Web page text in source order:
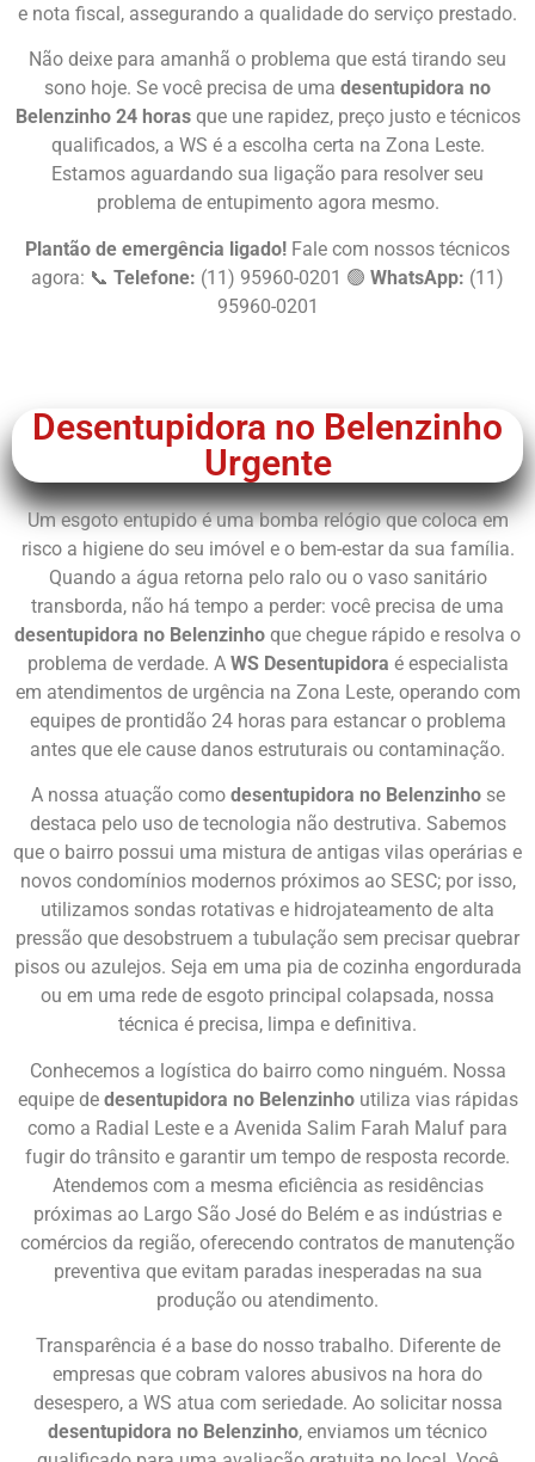
e nota fiscal, assegurando a qualidade do serviço prestado.
Não deixe para amanhã o problema que está tirando seu
sono hoje. Se você precisa de uma desentupidora no
Belenzinho 24 horasque une rapidez, preço justo e técnicos
qualificados, a WS é a escolha certa na Zona Leste.
Estamos aguardando sua ligação para resolver seu
problema de entupimento agora mesmo.
Plantão de emergência ligado! Fale com nossos técnicos
agora: 📞 Telefone: (11) 95960-0201 🟢 WhatsApp: (11)
95960-0201
Desentupidora no Belenzinho
Urgente
Um esgoto entupido é uma bomba relógio que coloca em
risco a higiene do seu imóvel e o bem-estar da sua família.
Quando a água retorna pelo ralo ou o vaso sanitário
transborda, não há tempo a perder: você precisa de uma
desentupidora no Belenzinho que chegue rápido e resolva o
problema de verdade. A WS Desentupidora é especialista
em atendimentos de urgência na Zona Leste, operando com
equipes de prontidão 24 horas para estancar o problema
antes que ele cause danos estruturais ou contaminação.
A nossa atuação como desentupidora no Belenzinhose
destaca pelo uso de tecnologia não destrutiva. Sabemos
que o bairro possui uma mistura de antigas vilas operárias e
novos condomínios modernos próximos ao SESC; por isso,
utilizamos sondas rotativas e hidrojateamento de alta
pressão que desobstruem a tubulação sem precisar quebrar
pisos ou azulejos. Seja em uma pia de cozinha engordurada
ou em uma rede de esgoto principal colapsada, nossa
técnica é precisa, limpa e definitiva.
Conhecemos a logística do bairro como ninguém. Nossa
equipe de desentupidora no Belenzinhoutiliza vias rápidas
como a Radial Leste e a Avenida Salim Farah Maluf para
fugir do trânsito e garantir um tempo de resposta recorde.
Atendemos com a mesma eficiência as residências
próximas ao Largo São José do Belém e as indústrias e
comércios da região, oferecendo contratos de manutenção
preventiva que evitam paradas inesperadas na sua
produção ou atendimento.
Transparência é a base do nosso trabalho. Diferente de
empresas que cobram valores abusivos na hora do
desespero, a WS atua com seriedade. Ao solicitar nossa
desentupidora no Belenzinho, enviamos um técnico